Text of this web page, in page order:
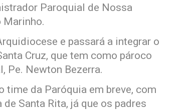
Paroquial de Nossa
Marinho.
e passará a integrar o
Cruz, que tem como pároco
Pe. Newton Bezerra.
time da Paróquia em breve, com
Santa Rita, já que os padres